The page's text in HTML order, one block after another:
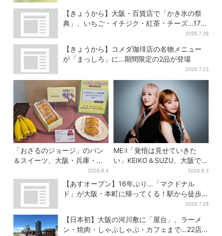
【きょうから】大阪・百貨店で「かき氷の祭
典」、いちご・イチジク・紅茶・チーズ…17店
2026.7.28
【きょうから】コメダ珈琲店の名物メニュー
が「まっしろ」に…期間限定の2品が登場
2026.7.23
「おさるのジョージ」のパン
＆スイーツ、大阪・兵庫・京
都限定で【きょうから】発売
スタート
2026.8.4
ME:I「覚悟は見せていきた
い」KEIKO＆SUZU、大阪で語
る…“日プ女子”からの3年間
と、7人で目指す夢
2026.8.3
【あすオープン】16年ぶり…「マクドナル
ド」が大阪・本町に帰ってくる！駅から徒歩1
2026.7.28
【日本初】大阪の河川敷に「屋台」、ラーメ
ン・焼肉・しゃぶしゃぶ・カフェまで…22店